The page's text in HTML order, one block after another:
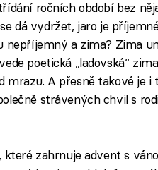
ročních období bez
dá vydržet, jaro je
nepříjemný a zima? Zima
poetická „ladovská“
mrazu. A přesně takové je i
strávených chvil s
které zahrnuje advent s